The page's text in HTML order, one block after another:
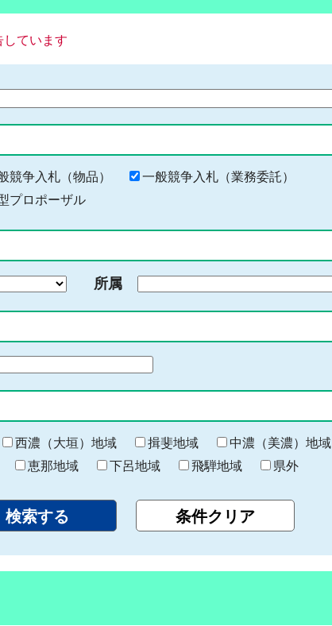
しています
競争入札（物品）
一般競争入札（業務委託）
プロポーザル
所属
わ 西濃（大垣）地域 揖斐地域 中濃（美濃）地域
恵那地域 下呂地域 飛騨地域 県外